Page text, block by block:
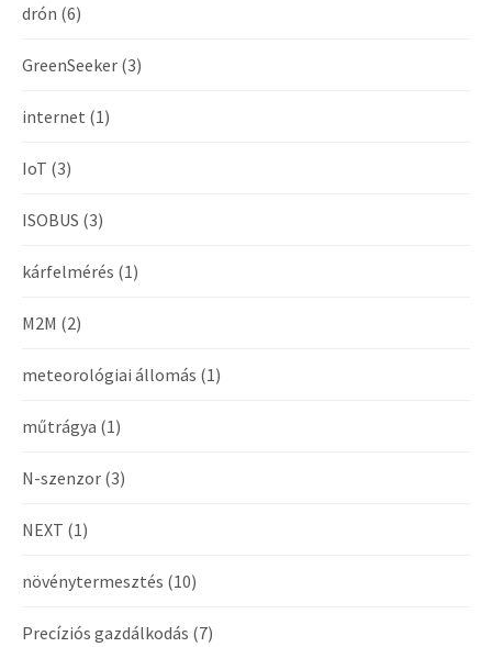
drón (6)
GreenSeeker (3)
internet (1)
IoT (3)
ISOBUS (3)
kárfelmérés (1)
M2M (2)
meteorológiai állomás (1)
műtrágya (1)
N-szenzor (3)
NEXT (1)
növénytermesztés (10)
Precíziós gazdálkodás (7)